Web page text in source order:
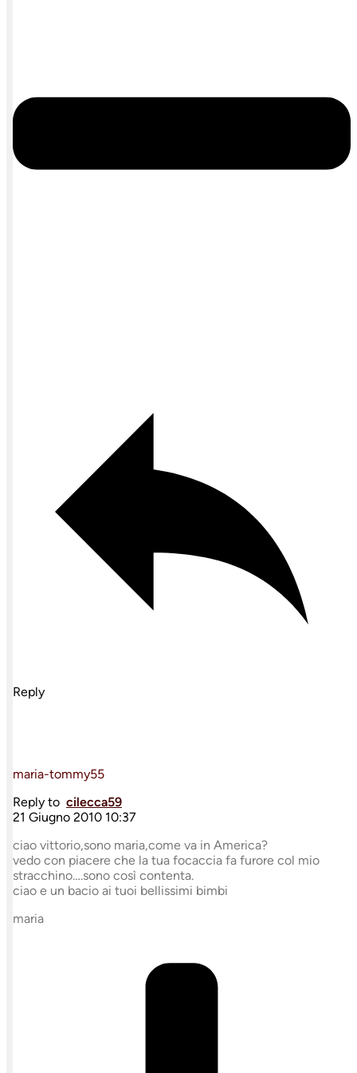
Reply
maria-tommy55
Reply to cilecca59
21 Giugno 2010 10:37
ciao vittorio,sono maria,come va in America?
vedo con piacere che la tua focaccia fa furore col mio
stracchino….sono così contenta.
ciao e un bacio ai tuoi bellissimi bimbi
maria